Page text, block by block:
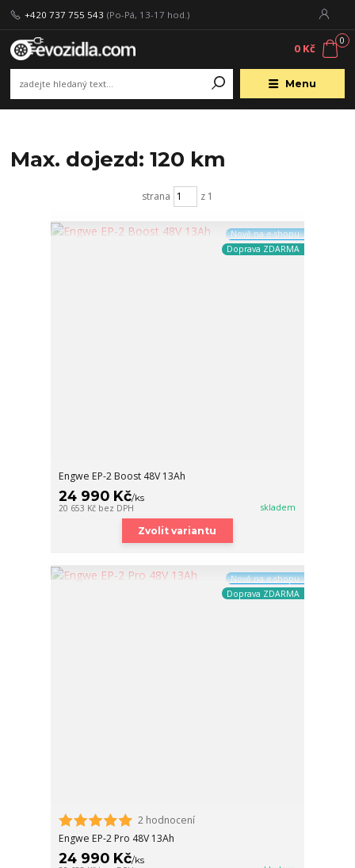
Menu
+420 737 755 543 (Po-Pá, 13-17 hod.)
0
0 Kč
Max. dojezd: 120 km
strana z 1
Nově na e-shopu
Doprava ZDARMA
Engwe EP-2 Boost 48V 13Ah
24 990 Kč/ks
20 653 Kč bez DPH skladem
Zvolit variantu
Nově na e-shopu
Doprava ZDARMA
2 hodnocení
Engwe EP-2 Pro 48V 13Ah
24 990 Kč/ks